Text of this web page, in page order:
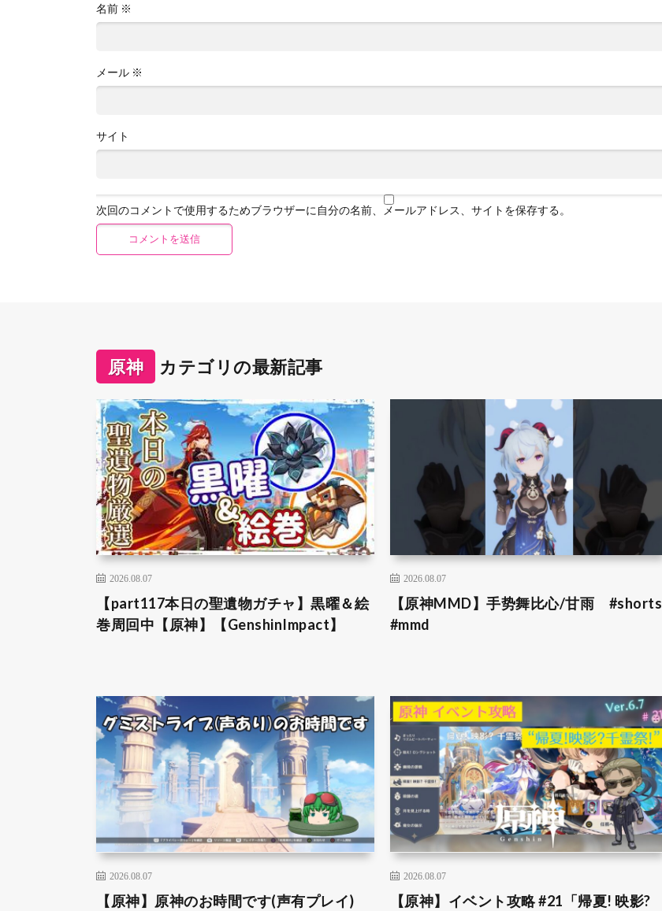
名前 ※
メール ※
サイト
次回のコメントで使用するためブラウザーに自分の名前、メールアドレス、サイトを保存する。
原神 カテゴリの最新記事
2026.08.07
【part117本日の聖遺物ガチャ】黒曜＆絵
巻周回中【原神】【GenshinImpact】
2026.08.07
【原神MMD】手势舞比心/甘雨 #shorts
#mmd
2026.08.07
【原神】原神のお時間です(声有プレイ)
2026.08.07
【原神】イベント攻略 #21「帰夏! 映影?